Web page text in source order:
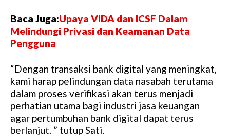
Baca Juga:Upaya VIDA dan ICSF Dalam
Melindungi Privasi dan Keamanan Data
Pengguna
“Dengan transaksi bank digital yang meningkat,
kami harap pelindungan data nasabah terutama
dalam proses verifikasi akan terus menjadi
perhatian utama bagi industri jasa keuangan
agar pertumbuhan bank digital dapat terus
berlanjut. ” tutup Sati.